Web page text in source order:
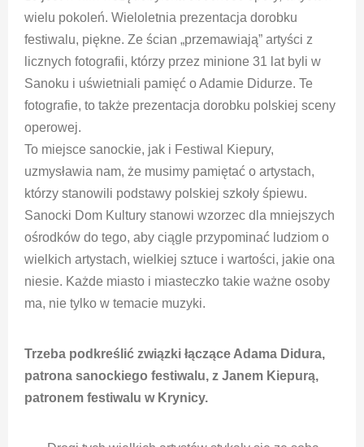
wielu pokoleń. Wieloletnia prezentacja dorobku
festiwalu, piękne. Ze ścian „przemawiają” artyści z
licznych fotografii, którzy przez minione 31 lat byli w
Sanoku i uświetniali pamięć o Adamie Didurze. Te
fotografie, to także prezentacja dorobku polskiej sceny
operowej.
To miejsce sanockie, jak i Festiwal Kiepury,
uzmysławia nam, że musimy pamiętać o artystach,
którzy stanowili podstawy polskiej szkoły śpiewu.
Sanocki Dom Kultury stanowi wzorzec dla mniejszych
ośrodków do tego, aby ciągle przypominać ludziom o
wielkich artystach, wielkiej sztuce i wartości, jakie ona
niesie. Każde miasto i miasteczko takie ważne osoby
ma, nie tylko w temacie muzyki.
Trzeba podkreślić związki łączące Adama Didura,
patrona sanockiego festiwalu, z Janem Kiepurą,
patronem festiwalu w Krynicy.